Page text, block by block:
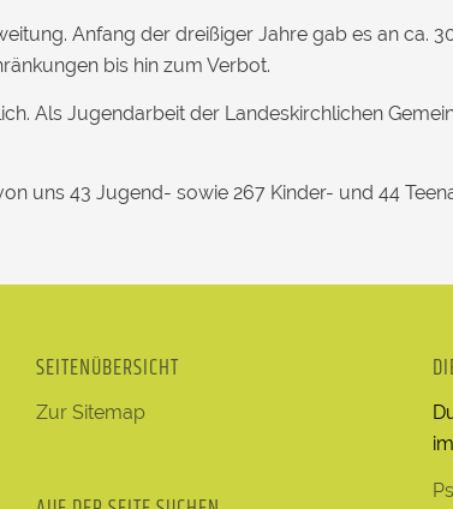
Anfang der dreißiger Jahre gab es an ca.
bis hin zum Verbot.
Als Jugendarbeit der Landeskirchlichen
uns 43 Jugend- sowie 267 Kinder- und 44
SEITENÜBERSICHT
Zur Sitemap